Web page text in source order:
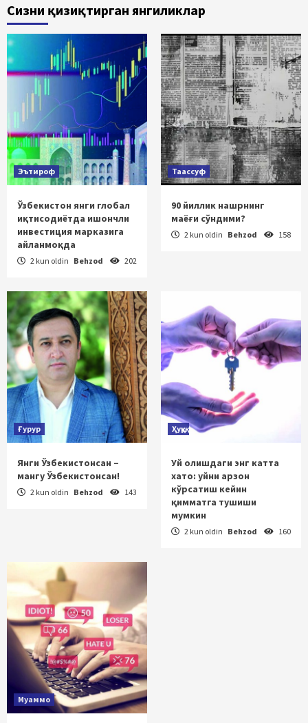
Сизни қизиқтирган янгиликлар
Эътироф
Ўзбекистон янги глобал
иқтисодиётда ишончли
инвестиция марказига
айланмоқда
2 kun oldin Behzod 202
Таассуф
90 йиллик нашрнинг
маёғи сўндими?
2 kun oldin Behzod 158
Ғурур
Янги Ўзбекистонсан –
мангу Ўзбекистонсан!
2 kun oldin Behzod 143
Ҳуқуқ
Уй олишдаги энг катта
хато: уйни арзон
кўрсатиш кейин
қимматга тушиши
мумкин
2 kun oldin Behzod 160
Муаммо